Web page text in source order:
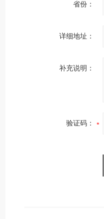
省份：
详细地址：
补充说明：
验证码：